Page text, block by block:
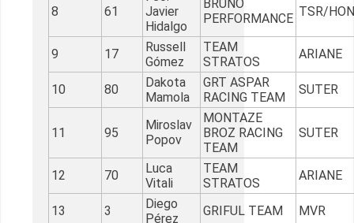
8 61
Javier
Hidalgo
BRUNO
PERFORMANCE TSR/
9 17
Russell
Gómez
TEAM
STRATOS
ARIANE
10 80
Dakota
Mamola
GRT ASPAR
RACING TEAM
SUTER
11 95
Miroslav
Popov
MONTAZE
BROZ RACING
TEAM
SUTER
12 70
Luca
Vitali
TEAM
STRATOS
ARIANE
13 3
Diego
Pérez
GRIFUL TEAM MVR